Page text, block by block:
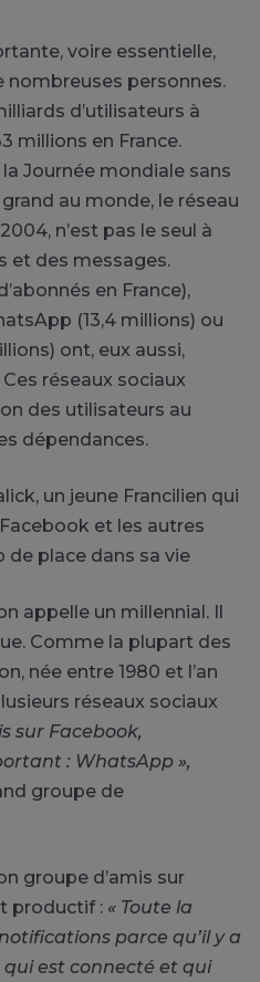
voire essentielle,
nombreuses personnes.
d’utilisateurs à
millions en France.
la Journée mondiale sans
au monde, le réseau
n’est pas le seul à
et des messages.
en France),
(13,4 millions) ou
ont, eux aussi,
réseaux sociaux
des utilisateurs au
dépendances.
un jeune Francilien qui
et les autres
place dans sa vie
appelle un millennial. Il
Comme la plupart des
née entre 1980 et l’an
réseaux sociaux
sur Facebook,
: WhatsApp »,
groupe de
groupe d’amis sur
productif : « Toute la
parce qu’il y a
est connecté et qui